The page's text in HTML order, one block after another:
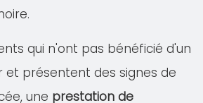
qui n'ont pas bénéficié d'un
et présentent des signes de
une prestation de